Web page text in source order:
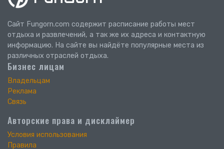
Сайт Fungorn.com содержит расписание работы мест
отдыха и развлечений, а так же их адреса и контактную
информацию. На сайте вы найдёте популярные места из
различных отраслей отдыха.
Бизнес лицам
Владельцам
Реклама
Связь
Авторские права и дисклаймер
Условия использования
Правила